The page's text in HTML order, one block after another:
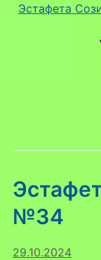
Эстафета
№34
29.10.2024